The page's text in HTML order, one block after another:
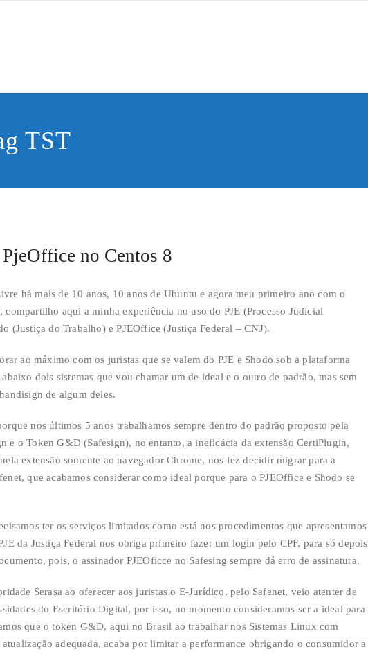
TST
no Centos 8
há mais de 10 anos, 10 anos de Ubuntu e agora meu primeiro ano com o
compartilho aqui a minha experiência no uso do PJE (Processo Judicial
(Justiça do Trabalho) e PJEOffice (Justiça Federal – CNJ).
ao máximo com os juristas que se valem do PJE e Shodo sob a plataforma
dois sistemas que vou chamar um de ideal e o outro de padrão, mas sem
de algum deles.
nos últimos 5 anos trabalhamos sempre dentro do padrão proposto pela
e o Token G&D (Safesign), no entanto, a ineficácia da extensão CertiPlugin,
extensão somente ao navegador Chrome, nos fez decidir migrar para a
que acabamos considerar como ideal porque para o PJEOffice e Shodo se
ter os serviços limitados como está nos procedimentos que apresentamos
da Justiça Federal nos obriga primeiro fazer um login pelo CPF, para só depois
pois, o assinador PJEOficce no Safesing sempre dá erro de assinatura.
Serasa ao oferecer aos juristas o E-Jurídico, pelo Safenet, veio atenter de
do Escritório Digital, por isso, no momento consideramos ser a ideal para
que o token G&D, aqui no Brasil ao trabalhar nos Sistemas Linux com
adequada, acaba por limitar a performance obrigando o consumidor a